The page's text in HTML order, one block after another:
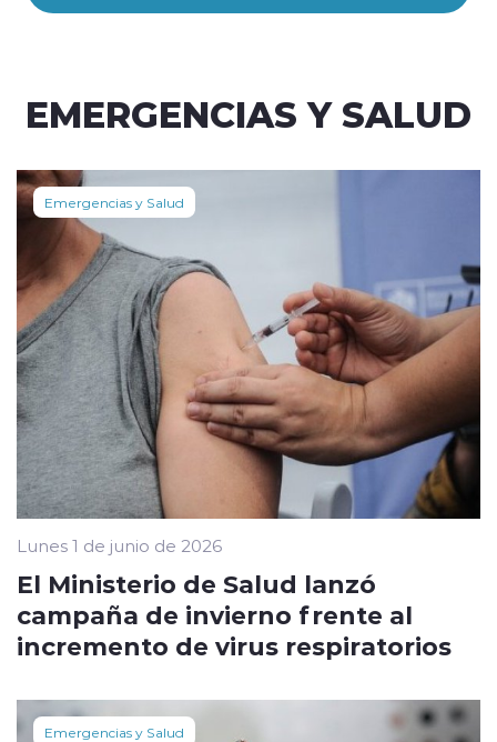
EMERGENCIAS Y SALUD
Emergencias y Salud
Lunes 1 de junio de 2026
El Ministerio de Salud lanzó
campaña de invierno frente al
incremento de virus respiratorios
Emergencias y Salud